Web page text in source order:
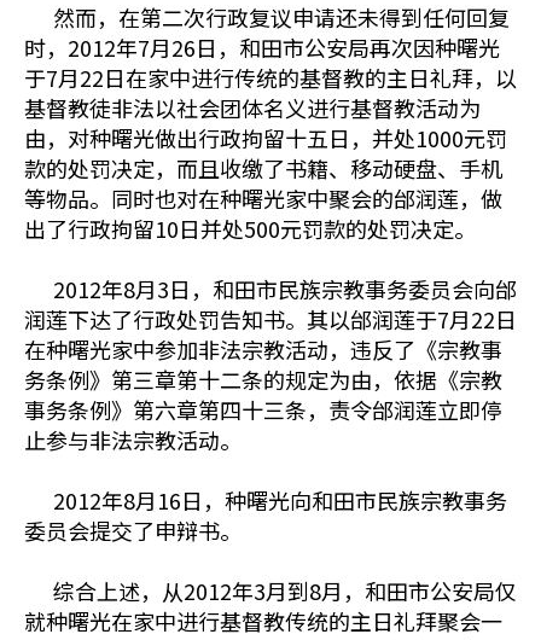
然而，在第二次行政复议申请还未得到任何回复
时，2012年7月26日，和田市公安局再次因种曙光
于7月22日在家中进行传统的基督教的主日礼拜，以
基督教徒非法以社会团体名义进行基督教活动为
由，对种曙光做出行政拘留十五日，并处1000元罚
款的处罚决定，而且收缴了书籍、移动硬盘、手机
等物品。同时也对在种曙光家中聚会的邰润莲，做
出了行政拘留10日并处500元罚款的处罚决定。
2012年8月3日，和田市民族宗教事务委员会向邰
润莲下达了行政处罚告知书。其以邰润莲于7月22日
在种曙光家中参加非法宗教活动，违反了《宗教事
务条例》第三章第十二条的规定为由，依据《宗教
事务条例》第六章第四十三条，责令邰润莲立即停
止参与非法宗教活动。
2012年8月16日，种曙光向和田市民族宗教事务
委员会提交了申辩书。
综合上述，从2012年3月到8月，和田市公安局仅
就种曙光在家中进行基督教传统的主日礼拜聚会一